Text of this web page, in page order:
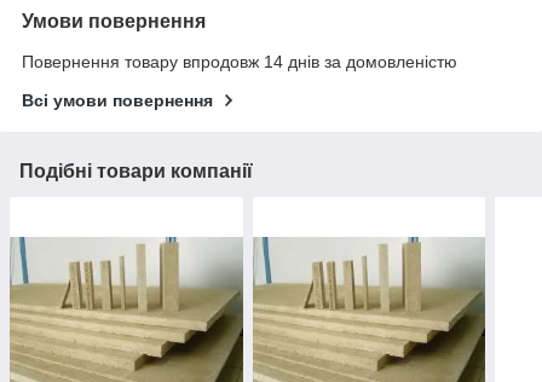
Умови повернення
Повернення товару впродовж 14 днів за домовленістю
Всі умови повернення
Подібні товари компанії